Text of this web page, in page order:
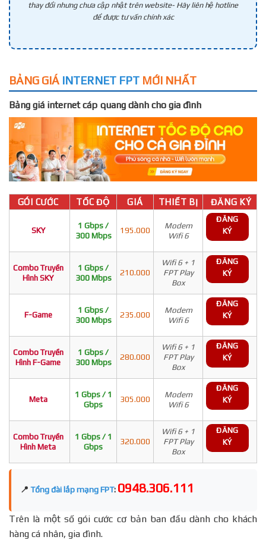
thay đổi nhưng chưa cập nhật trên website- Hãy liên hệ hotline
để được tư vấn chính xác
BẢNG GIÁ INTERNET FPT MỚI NHẤT
Bảng giá internet cáp quang dành cho gia đình
GÓI CƯỚC TỐC ĐỘ GIÁ THIẾT BỊ ĐĂNG KÝ
SKY
1 Gbps /
300 Mbps
195.000
Modem
Wifi 6
ĐĂNG
KÝ
Combo Truyền
Hình SKY
1 Gbps /
300 Mbps
210.000
Wifi 6 + 1
FPT Play
Box
ĐĂNG
KÝ
F-Game
1 Gbps /
300 Mbps
235.000
Modem
Wifi 6
ĐĂNG
KÝ
Combo Truyền
Hình F-Game
1 Gbps /
300 Mbps
280.000
Wifi 6 + 1
FPT Play
Box
ĐĂNG
KÝ
Meta
1 Gbps / 1
Gbps
305.000
Modem
Wifi 6
ĐĂNG
KÝ
Combo Truyền
Hình Meta
1 Gbps / 1
Gbps
320.000
Wifi 6 + 1
FPT Play
Box
ĐĂNG
KÝ
📍 Tổng đài lắp mạng FPT: 0948.306.111
Trên là một số gói cước cơ bản ban đầu dành cho khách
hàng cá nhân, gia đình.